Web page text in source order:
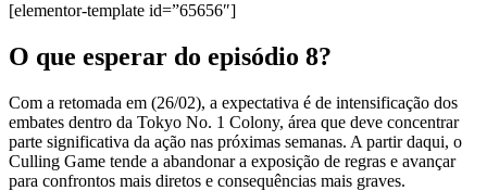
[elementor-template id=”65656″]
O que esperar do episódio 8?
Com a retomada em (26/02), a expectativa é de intensificação dos
embates dentro da Tokyo No. 1 Colony, área que deve concentrar
parte significativa da ação nas próximas semanas. A partir daqui, o
Culling Game tende a abandonar a exposição de regras e avançar
para confrontos mais diretos e consequências mais graves.